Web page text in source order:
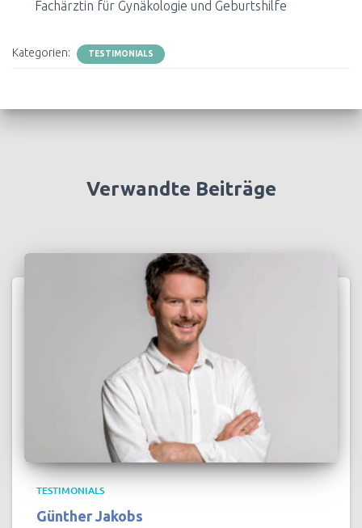
Fachärztin für Gynäkologie und Geburtshilfe
Kategorien: TESTIMONIALS
Verwandte Beiträge
TESTIMONIALS
Günther Jakobs